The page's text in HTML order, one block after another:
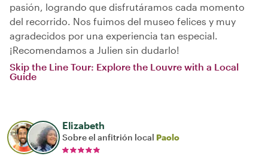
pasión, logrando que disfrutáramos cada momento
del recorrido. Nos fuimos del museo felices y muy
agradecidos por una experiencia tan especial.
¡Recomendamos a Julien sin dudarlo!
Skip the Line Tour: Explore the Louvre with a Local
Guide
Elizabeth
Sobre el anfitrión local Paolo